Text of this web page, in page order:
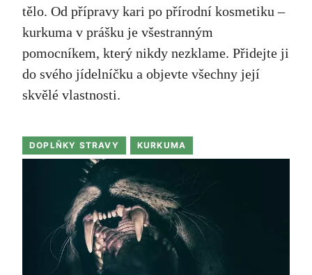
tělo. Od přípravy kari po přírodní kosmetiku –
kurkuma v prášku je všestranným
pomocníkem, který nikdy nezklame. Přidejte ji
do svého jídelníčku a objevte všechny její
skvělé vlastnosti.
DOPLŇKY STRAVY KURKUMA